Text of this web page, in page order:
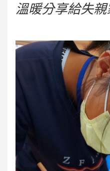
溫暖分享給失親